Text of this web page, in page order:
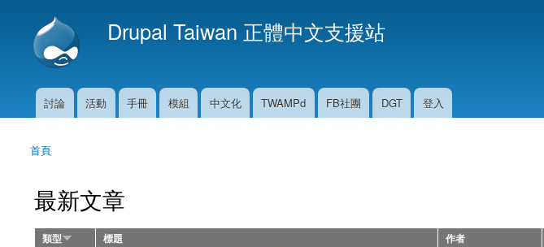
Drupal Taiwan 正體中文支援站
主選單
討論 活動 手冊 模組 中文化 TWAMPd FB社團 DGT 登入
您在這裡
首頁
最新文章
類型 標題 作者